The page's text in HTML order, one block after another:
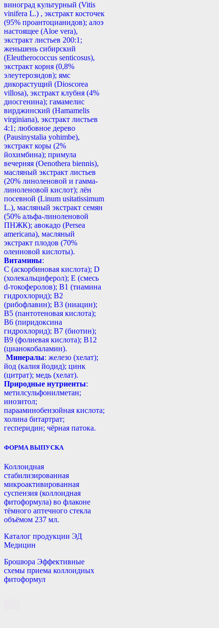
виноград культурный (Vitis
vinifera L.) , экстракт косточек
(95% проантоцианидов); алоэ
настоящее (Aloe vera),
экстракт листьев 200:1;
женьшень сибирский
(Eleutherococcus senticosus),
экстракт корня (0,8%
элеутерозидов); ямс
дикорастущий (Dioscorea
villosa), экстракт клубня (4%
диосгенина); гамамелис
вирджинский (Hamamelis
virginiana), экстракт листьев
4:1; любовное дерево
(Pausinystalia yohimbе),
экстракт коры (2%
йохимбина); примула
вечерняя (Oenothera biennis),
масляный экстракт листьев
(20% линоленовой и гамма-
линоленовой кислот); лён
посевной (Linum usitatissimum
L.), масляный экстракт семян
(50% альфа-линоленовой
ПНЖК); авокадо (Persea
americana), масляный
экстракт плодов (70%
олеиновой кислоты).
Витамины:
С (аскорбиновая кислота); D
(холекальциферол); E (смесь
d-токоферолов); B1 (тиамина
гидрохлорид); B2
(рибофлавин); B3 (ниацин);
B5 (пантотеновая кислота);
B6 (пиридоксина
гидрохлорид); B7 (биотин);
B9 (фолиевая кислота); B12
(цианокобаламин).
Минералы: железо (хелат);
йод (калия йодид); цинк
(цитрат); медь (хелат).
Природные нутриенты:
метилсульфонилметан;
инозитол;
парааминобензойная кислота;
холина битартрат;
гесперидин; чёрная патока.
ФОРМА ВЫПУСКА
Коллоидная
стабилизированная
микроактивированная
суспензия (коллоидная
фитоформула) во флаконе
тёмного аптечного стекла
объёмом 237 мл.
Каталог продукции ЭД
Медицин
Брошюра Эффективные
схемы приема коллоидных
фитоформул